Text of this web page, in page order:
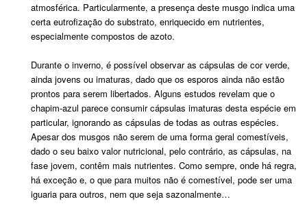
atmosférica. Particularmente, a presença deste musgo indica uma
certa eutrofização do substrato, enriquecido em nutrientes,
especialmente compostos de azoto.
Durante o inverno, é possível observar as cápsulas de cor verde,
ainda jovens ou imaturas, dado que os esporos ainda não estão
prontos para serem libertados. Alguns estudos revelam que o
chapim-azul parece consumir cápsulas imaturas desta espécie em
particular, ignorando as cápsulas de todas as outras espécies.
Apesar dos musgos não serem de uma forma geral comestíveis,
dado o seu baixo valor nutricional, pelo contrário, as cápsulas, na
fase jovem, contêm mais nutrientes. Como sempre, onde há regra,
há exceção e, o que para muitos não é comestível, pode ser uma
iguaria para outros, nem que seja sazonalmente…